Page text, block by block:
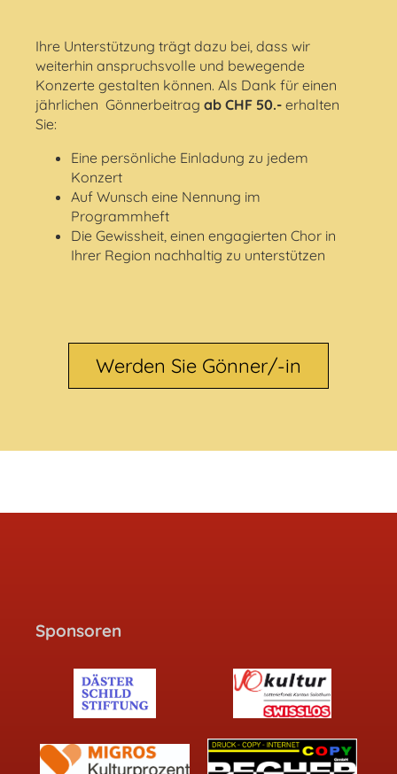
Ihre Unterstützung trägt dazu bei, dass wir
weiterhin anspruchsvolle und bewegende
Konzerte gestalten können. Als Dank für einen
jährlichen Gönnerbeitrag ab CHF 50.- erhalten
Sie:
Eine persönliche Einladung zu jedem
Konzert
Auf Wunsch eine Nennung im
Programmheft
Die Gewissheit, einen engagierten Chor in
Ihrer Region nachhaltig zu unterstützen
Werden Sie Gönner/-in
Sponsoren